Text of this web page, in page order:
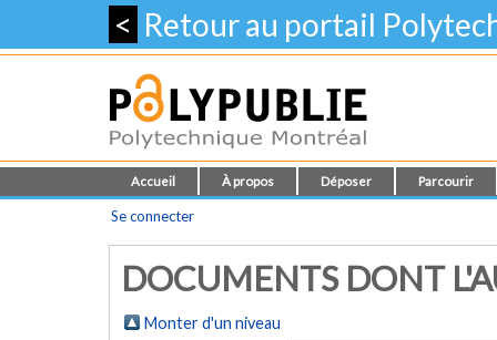
< Retour au portail
Accueil À propos Déposer Parcourir
Se connecter
DOCUMENTS DONT
Monter d'un niveau